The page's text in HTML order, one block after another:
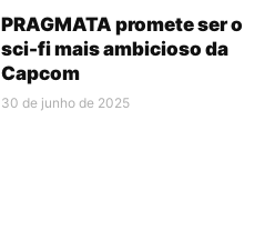
PRAGMATA promete ser o
sci-fi mais ambicioso da
Capcom
30 de junho de 2025